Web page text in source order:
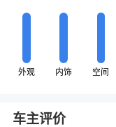
外观 内饰 空间
车主评价